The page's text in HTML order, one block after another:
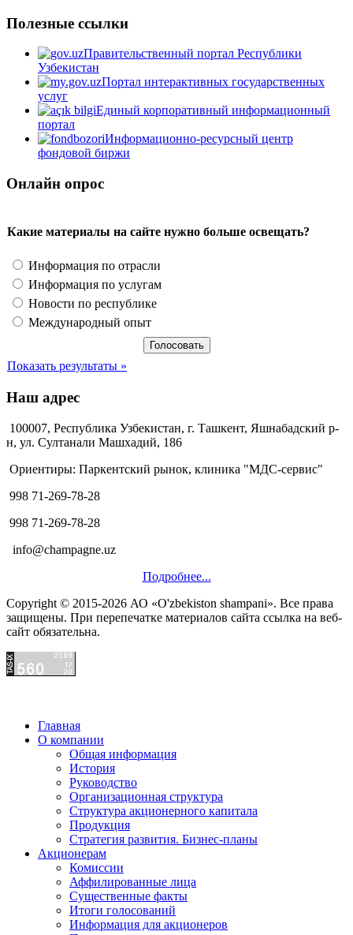
Полезные ссылки
Правительственный портал Республики
Узбекистан
Портал интерактивных государственных
услуг
Единый корпоративный информационный
портал
Информационно-ресурсный центр
фондовой биржи
Онлайн опрос
Какие материалы на сайте нужно больше освещать?
Информация по отрасли
Информация по услугам
Новости по республике
Международный опыт
Показать результаты »
Наш адрес
100007, Республика Узбекистан, г. Ташкент, Яшнабадский р-
н, ул. Султанали Машхадий, 186
Ориентиры: Паркентский рынок, клиника "МДС-сервис"
998 71-269-78-28
998 71-269-78-28
info@champagne.uz
Подробнее...
Copyright © 2015-2026 АО «O'zbekiston shampani». Все права
защищены. При перепечатке материалов сайта ссылка на веб-
сайт обязательна.
Главная
О компании
Общая информация
История
Руководство
Организационная структура
Структура акционерного капитала
Продукция
Стратегия развития. Бизнес-планы
Акционерам
Комиссии
Аффилированные лица
Существенные факты
Итоги голосований
Информация для акционеров